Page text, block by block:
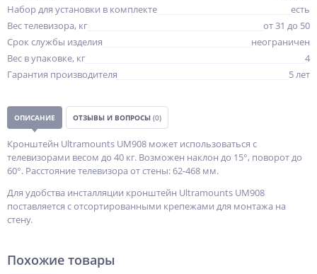
Набор для установки в комплекте
есть
Вес телевизора, кг
от 31 до 50
Срок службы изделия
неограничен
Вес в упаковке, кг
4
Гарантия производителя
5 лет
ОПИСАНИЕ ОТЗЫВЫ И ВОПРОСЫ (0)
Кронштейн Ultramounts UM908 может использоваться с
телевизорами весом до 40 кг. Возможен наклон до 15°, поворот до
60°. Расстояние телевизора от стены: 62-468 мм.
Для удобства инсталляции кронштейн Ultramounts UM908
поставляется с отсортированными крепежами для монтажа на
стену.
Похожие товары